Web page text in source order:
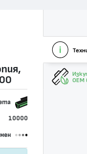
10000